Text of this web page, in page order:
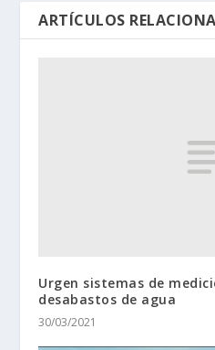
ARTÍCULOS
Urgen sistemas de
desabastos de agua
30/03/2021